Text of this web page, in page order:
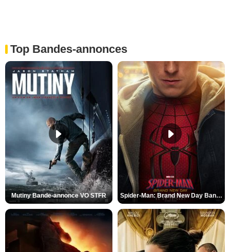
Top Bandes-annonces
Mutiny Bande-annonce VO STFR Spider-Man: Brand New Day Bande-annonce VO STFR